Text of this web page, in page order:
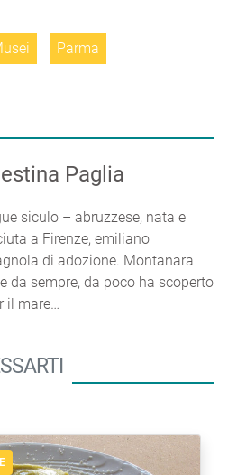
Parma
Paglia
siculo – abruzzese, nata e
a Firenze, emiliano
di adozione. Montanara
da sempre, da poco ha scoperto
il mare…